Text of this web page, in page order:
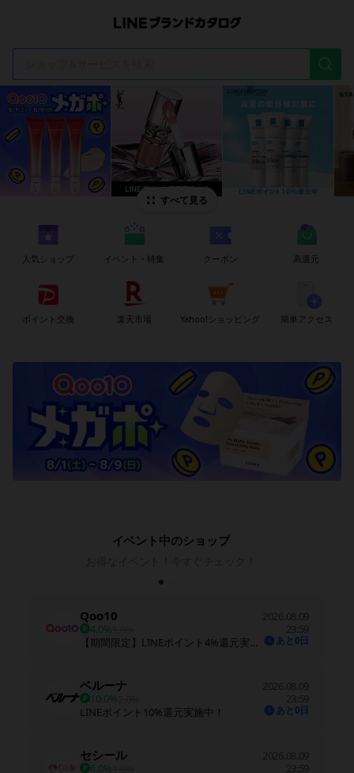
d
すべて見る
人気ショップ イベント・特集 クーポン 高還元
ポイント交換 楽天市場 Yahoo!ショッピング 簡単アクセス
イベント中のショップ
Qoo10
4.0%
【期間限定】LINEポイント4%還元実施中！※期間中に還元率を変更する場合があります
2026.08.09
23:59
あと0日
ベルーナ
10.0%
LINEポイント10%還元実施中！
2026.08.09
23:59
あと0日
セシール
6.0%
2026.08.09
23:59